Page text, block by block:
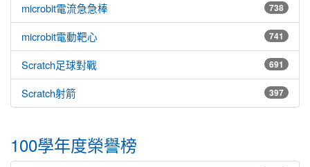
738
microbit電流急急棒
741
microbit電動靶心
691
Scratch足球對戰
397
Scratch射箭
100學年度榮譽榜